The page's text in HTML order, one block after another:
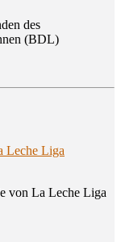
des
(BDL)
von La Leche Liga